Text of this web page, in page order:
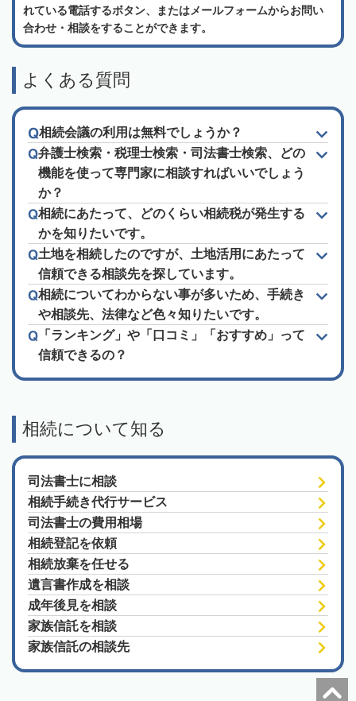
れている電話するボタン、またはメールフォームからお問い
合わせ・相談をすることができます。
よくある質問
相続会議の利用は無料でしょうか？
弁護士検索・税理士検索・司法書士検索、どの
機能を使って専門家に相談すればいいでしょう
か？
相続にあたって、どのくらい相続税が発生する
かを知りたいです。
土地を相続したのですが、土地活用にあたって
信頼できる相談先を探しています。
相続についてわからない事が多いため、手続き
や相談先、法律など色々知りたいです。
「ランキング」や「口コミ」「おすすめ」って
信頼できるの？
相続について知る
司法書士に相談
相続手続き代行サービス
司法書士の費用相場
相続登記を依頼
相続放棄を任せる
遺言書作成を相談
成年後見を相談
家族信託を相談
家族信託の相談先